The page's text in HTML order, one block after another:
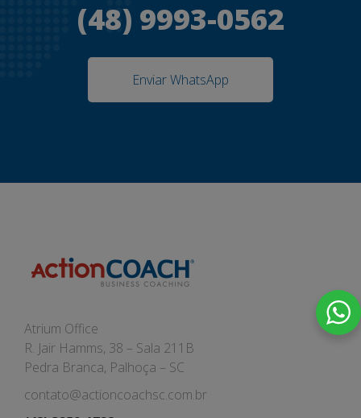
(48) 9993-0562
Enviar WhatsApp
Atrium Office
R. Jair Hamms, 38 – Sala 211B
Pedra Branca, Palhoça – SC
contato@actioncoachsc.com.br